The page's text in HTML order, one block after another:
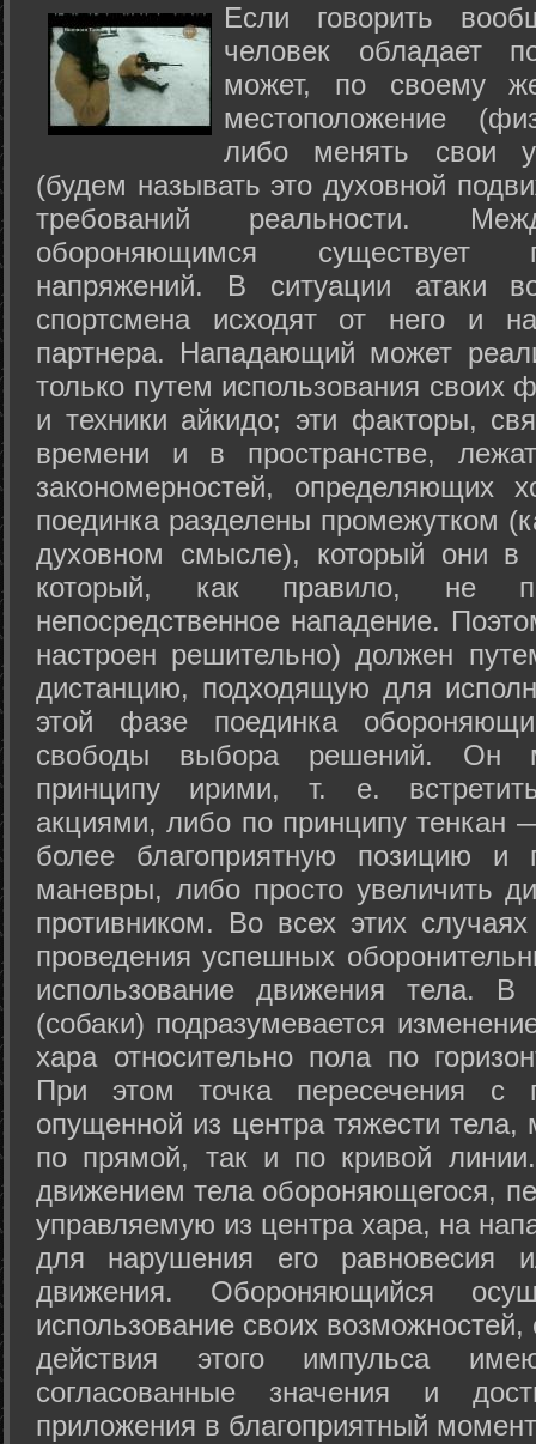
Если говорить
человек обладает
может, по своему
местоположение
либо менять свои
(будем называть это духовной
требований реальности.
обороняющимся существует
напряжений. В ситуации атаки
спортсмена исходят от него и
партнера. Нападающий может
только путем использования своих
и техники айкидо; эти факторы,
времени и в пространстве,
закономерностей, определяющих
поединка разделены промежутком
духовном смысле), который они в
который, как правило, не
непосредственное нападение.
настроен решительно) должен
дистанцию, подходящую для
этой фазе поединка
свободы выбора решений. Он
принципу ирими, т. е.
акциями, либо по принципу тенкан
более благоприятную позицию и
маневры, либо просто увеличить
противником. Во всех этих
проведения успешных
использование движения тела.
(собаки) подразумевается
хара относительно пола по
При этом точка пересечения с
опущенной из центра тяжести
по прямой, так и по кривой
движением тела обороняющегося,
управляемую из центра хара, на
для нарушения его равновесия
движения. Обороняющийся
использование своих
действия этого импульса
согласованные значения и
приложения в благоприятный